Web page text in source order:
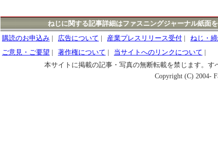
ねじに関する記事詳細はファスニングジャーナル紙面
購読のお申込み
広告について 産業プレスリリース受付
ねじ・
ご意見・ご要望
著作権について 当サイトへのリンクについて
本サイトに掲載の記事・写真の無断転載を禁じます。
Copyright (C) 2004-